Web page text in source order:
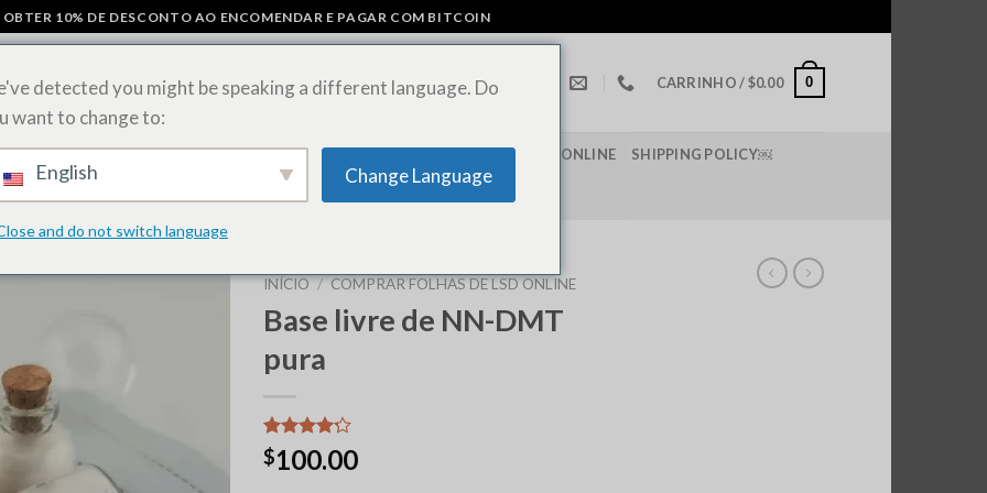
OBTER 10% DE DESCONTO AO ENCOMENDAR E PAGAR COM BITCOIN
CARRINHO /$0.00 0
BARRAS DE CHOCOLATE COM COGUMELOS COMPRAR FOLHAS DE LSD ONLINE SHIPPING POLICY￼
ESTIRPES DE ERVAS DANINHAS
INÍCIO / COMPRAR FOLHAS DE LSD ONLINE
Base livre de NN-DMT
pura
Classificado
com4.22
9
$100.00
detected you might be speaking a different language. Do
want to change to:
English Change Language
and do not switch language